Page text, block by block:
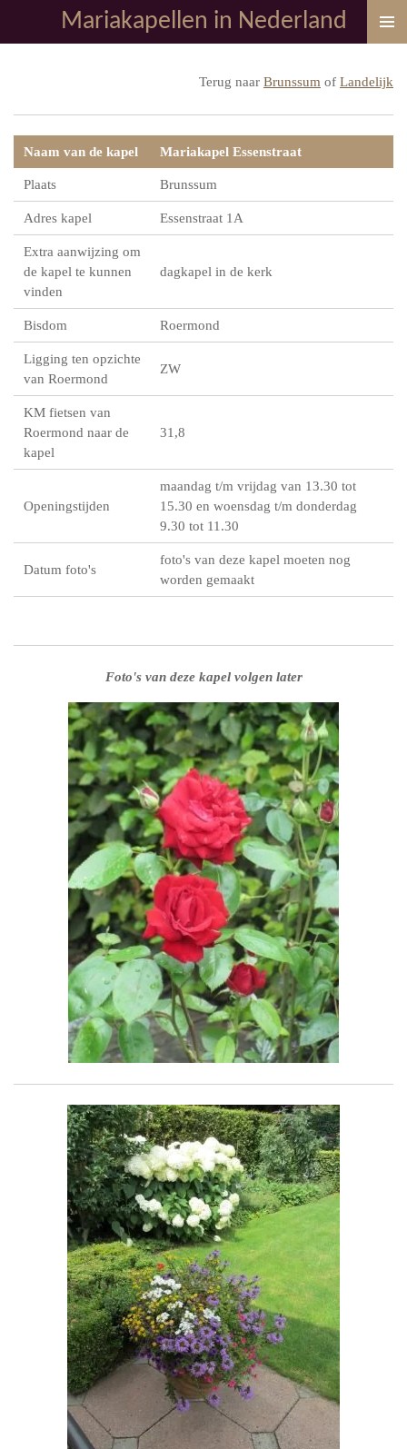
direct
Mariakapellen in Nederland
Terug naar Brunssum of Landelijk
Naam van de kapel Mariakapel Essenstraat
Plaats Brunssum
Adres kapel Essenstraat 1A
Extra aanwijzing om
de kapel te kunnen
vinden
dagkapel in de kerk
Bisdom Roermond
Ligging ten opzichte
van Roermond
ZW
KM fietsen van
Roermond naar de
kapel
31,8
Openingstijden
maandag t/m vrijdag van 13.30 tot
15.30 en woensdag t/m donderdag
9.30 tot 11.30
Datum foto's
foto's van deze kapel moeten nog
worden gemaakt
Foto's van deze kapel volgen later